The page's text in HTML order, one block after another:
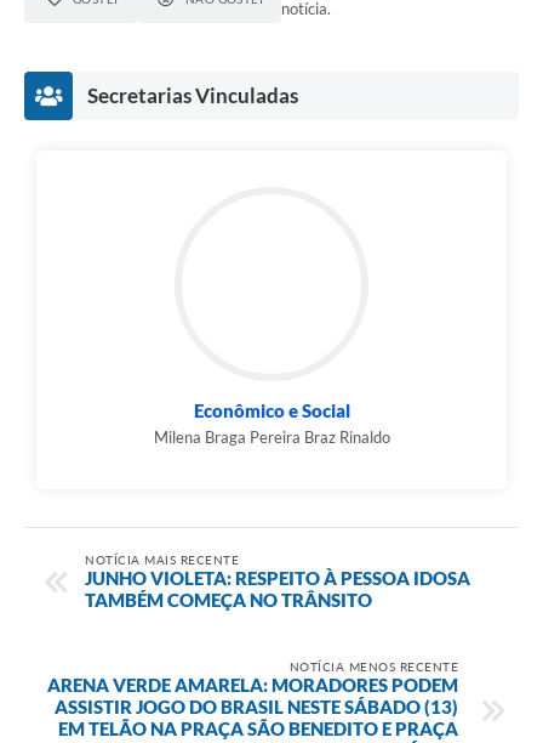
notícia.
Secretarias Vinculadas
Econômico e Social
Milena Braga Pereira Braz Rinaldo
NOTÍCIA MAIS RECENTE
JUNHO VIOLETA: RESPEITO À PESSOA IDOSA
TAMBÉM COMEÇA NO TRÂNSITO
NOTÍCIA MENOS RECENTE
ARENA VERDE AMARELA: MORADORES PODEM
ASSISTIR JOGO DO BRASIL NESTE SÁBADO (13)
EM TELÃO NA PRAÇA SÃO BENEDITO E PRAÇA